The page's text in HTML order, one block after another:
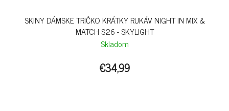
SKINY DÁMSKE TRIČKO KRÁTKY RUKÁV NIGHT IN MIX &
MATCH S26 - SKYLIGHT
Skladom
€34,99